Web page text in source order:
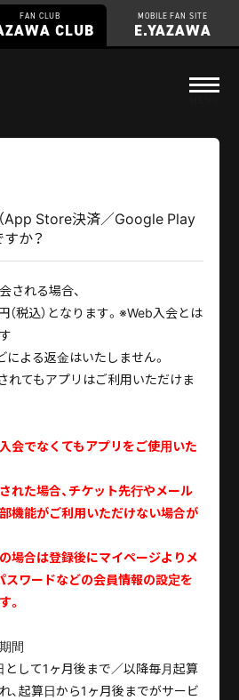
FAN CLUB
CLUB
MOBILE FAN SITE
E.YAZAWA
App Store決済／Google Play
か？
される場合、
税込）となります。※Web入会とは
よる返金はいたしません。
れてもアプリはご利用いただけま
会でなくてもアプリをご使用いた
れた場合、チケット先行やメール
機能がご利用いただけない場合が
場合は登録後にマイページよりメ
スワードなどの会員情報の設定を
。
間
として1ヶ月後まで／以降毎月起算
、起算日から1ヶ月後までがサービ